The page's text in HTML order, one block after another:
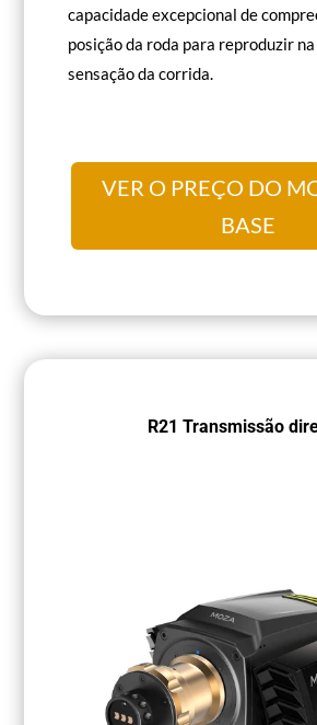
capacidade excepcional de
posição da roda para reproduzir
sensação da corrida.
VER O PREÇO DO
BASE
R21 Transmissão